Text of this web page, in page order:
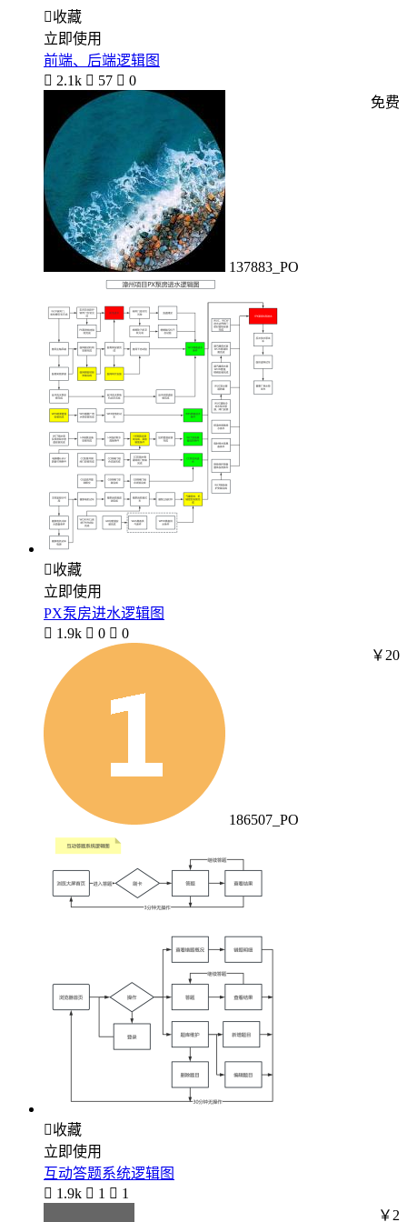
收藏
立即使用
前端、后端逻辑图
 2.1k  57  0
137883_PO
免费
收藏
立即使用
PX泵房进水逻辑图
 1.9k  0  0
186507_PO
￥20
收藏
立即使用
互动答题系统逻辑图
 1.9k  1  1
￥2